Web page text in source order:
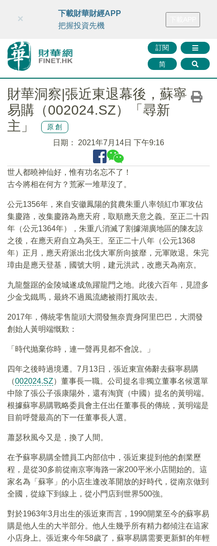
財華智庫網 FINTV FINMETA 財華證券 媒體矩陣
訂閱
简
×
下載財華財經APP
把握投資先機
財華洞察|張近東退幕後，蘇寧
易購（002024.SZ）「尋新
主」
原創
日期： 2021年7月14日 下午9:16
世人都曉神仙好，惟有功名忘不了！
古今將相在何方？荒冢一堆草沒了。
公元1356年，來自安徽鳳陽的貧農朱重八率領紅巾軍攻佔
集慶路，改集慶路為應天府，取順應天意之義。至正二十四
年（公元1364年），朱重八消滅了割據湖廣地區的陳友諒
之後，在應天府自立為吳王。至正二十八年（公元1368
年）正月，應天府派出北伐大軍所向披靡，元軍敗退。朱完
璋由是應天登基，國號大明，建元洪武，改應天為南京。
九龍盤踞的金陵城遂成魚躍龍門之地。此後六百年，見證多
少金戈鐵馬，最終不過風流總被雨打風吹去。
2017年，傳統零售龍頭大潤發無奈賣身阿里巴巴，大潤發
創始人黃明端慨歎：
「時代抛棄你時，連一聲再見都不會說。」
四年之後時過境遷。7月13日，張近東宣佈辭去蘇寧易購
（002024.SZ）董事長一職。公司提名非獨立董事名候選單
中除了張公子張康陽外，還有淘寶（中國）提名的黃明端。
根據蘇寧易購戰略委員會主任出任董事長的傳統，黃明端是
目前呼聲最高的下一任董事長人選。
蕭瑟秋風今又是，換了人間。
在予蘇寧易購全體員工内部信中，張近東提到他的創業歷
程，是從30多前從南京寧海路一家200平米小店開始的。這
家名為「蘇寧」的小店生逢改革開放的好時代，從南京做到
全國，從線下到線上，從小門店到世界500強。
對於1963年3月出生的張近東而言，1990開業至今的蘇寧易
購是他人生的大半部分。他人生幾乎所有精力都傾注在這家
小店身上。張近東今年58歲了，蘇寧易購需要更新鮮的年輕